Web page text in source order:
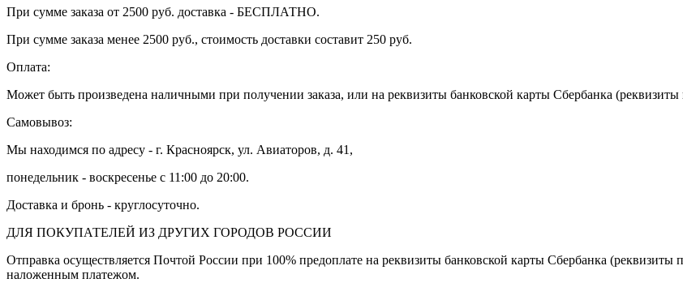
При сумме заказа от 2500 руб. доставка - БЕСПЛАТНО.
При сумме заказа менее 2500 руб., стоимость доставки составит 250 руб.
Оплата:
Может быть произведена наличными при получении заказа, или на реквизиты банковской карты Сбербанка (реквизиты
Самовывоз:
Мы находимся по адресу - г. Красноярск, ул. Авиаторов, д. 41,
понедельник - воскресенье с 11:00 до 20:00.
Доставка и бронь - круглосуточно.
ДЛЯ ПОКУПАТЕЛЕЙ ИЗ ДРУГИХ ГОРОДОВ РОССИИ
Отправка осуществляется Почтой России при 100% предоплате на реквизиты банковской карты Сбербанка (реквизиты
наложенным платежом.